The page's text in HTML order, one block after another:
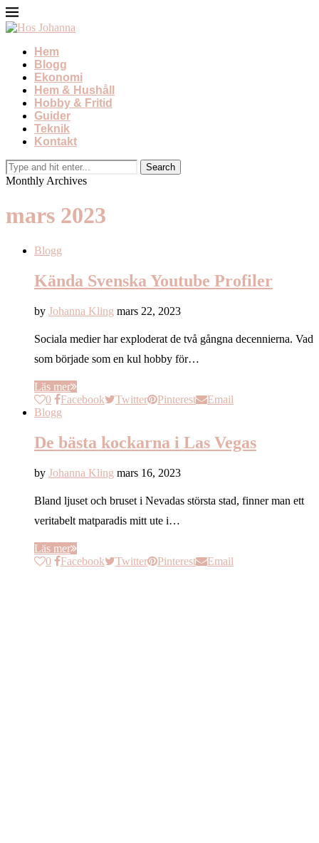
Hem
Blogg
Ekonomi
Hem & Hushåll
Hobby & Fritid
Guider
Teknik
Kontakt
Monthly Archives
mars 2023
Blogg
Kända Svenska Youtube Profiler
by Johanna Kling mars 22, 2023
Sociala medier har exploderat de två gångna decennierna. Vad
som började som en kul hobby för…
Läs mer
0
Facebook Twitter Pinterest
Email
Blogg
De bästa kockarna i Las Vegas
by Johanna Kling mars 16, 2023
Bland ljuset och bruset i Nevadas största stad, finner man ett
veritabelt matparadis mitt ute i…
Läs mer
0
Facebook Twitter Pinterest Email